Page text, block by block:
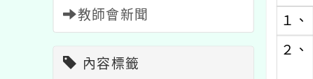
教師會新聞
內容標籤
１、
２、